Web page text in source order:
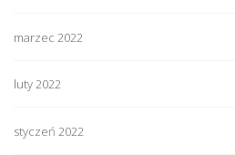
marzec 2022
luty 2022
styczeń 2022